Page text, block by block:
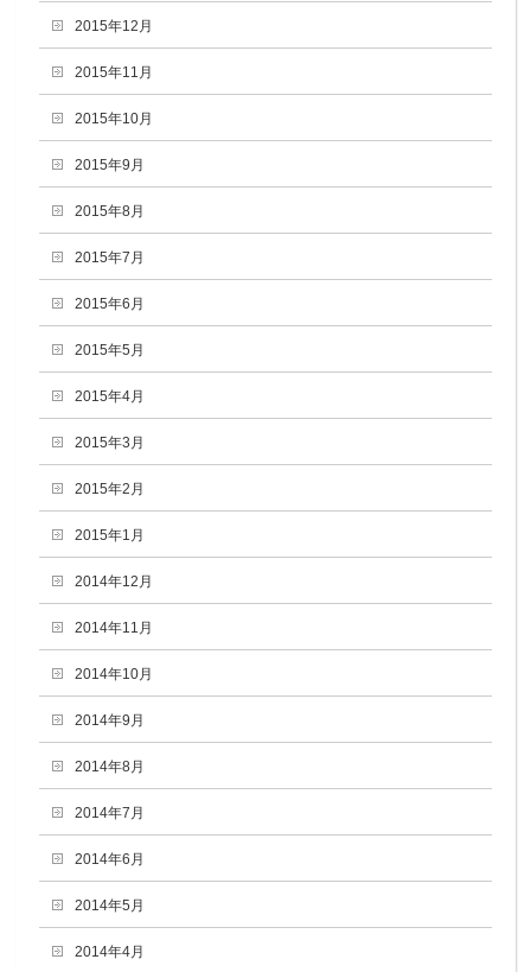
2015年12月
2015年11月
2015年10月
2015年9月
2015年8月
2015年7月
2015年6月
2015年5月
2015年4月
2015年3月
2015年2月
2015年1月
2014年12月
2014年11月
2014年10月
2014年9月
2014年8月
2014年7月
2014年6月
2014年5月
2014年4月